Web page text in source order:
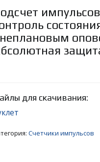
для скачивания:
Cчетчики импульсов